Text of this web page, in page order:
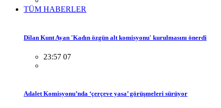
TÜM HABERLER
Dilan Kunt Ayan 'Kadın özgün alt komisyonu' kurulmasını önerdi
23:57 07
Adalet Komisyonu’nda ‘çerçeve yasa’ görüşmeleri sürüyor